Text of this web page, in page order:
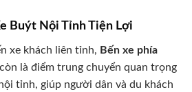
Buýt Nội Tỉnh Tiện Lợi
xe khách liên tỉnh, Bến xe phía
còn là điểm trung chuyển quan trọng
tỉnh, giúp người dân và du khách